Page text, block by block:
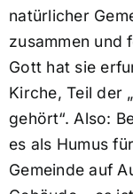
natürlicher
zusammen und
Gott hat sie
Kirche, Teil der
gehört“. Also:
es als Humus
Gemeinde auf